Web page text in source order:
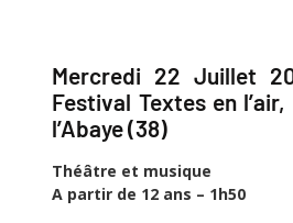
Mercredi 22 Juillet
Festival Textes en
l’Abaye (38)
Théâtre et musique
A partir de 12 ans – 1h50